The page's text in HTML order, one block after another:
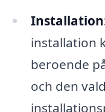
installation
beroende
och den